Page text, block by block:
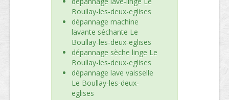
Boullay-les-deux-eglises
dépannage machine
lavante séchante Le
Boullay-les-deux-eglises
dépannage sèche linge Le
Boullay-les-deux-eglises
dépannage lave vaisselle
Le Boullay-les-deux-
eglises